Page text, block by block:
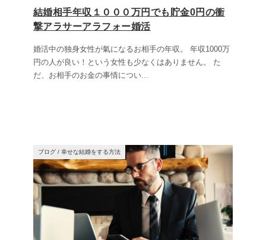
結婚相手年収１０００万円でも貯金0円の衝
撃アラサーアラフォー婚活
婚活中の独身女性が氣になるお相手の年収。 年収1000万
円の人が良い！という女性も少なくはありません。 た
だ、お相手のお金の事情につい...
ブログ / 幸せな結婚をする方法